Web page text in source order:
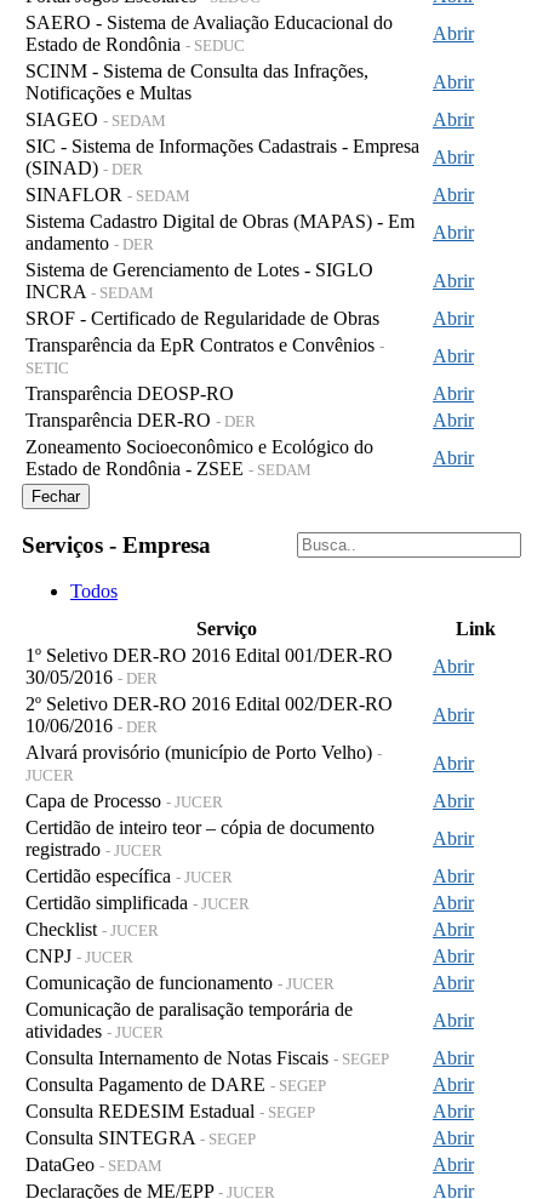
SAERO - Sistema de Avaliação Educacional do
Estado de Rondônia - SEDUC
Abrir
SCINM - Sistema de Consulta das Infrações,
Notificações e Multas
Abrir
SIAGEO - SEDAM
Abrir
SIC - Sistema de Informações Cadastrais - Empresa
(SINAD) - DER
Abrir
SINAFLOR - SEDAM
Abrir
Sistema Cadastro Digital de Obras (MAPAS) - Em
andamento - DER
Abrir
Sistema de Gerenciamento de Lotes - SIGLO
INCRA - SEDAM
Abrir
SROF - Certificado de Regularidade de Obras
Abrir
Transparência da EpR Contratos e Convênios -
SETIC
Abrir
Transparência DEOSP-RO
Abrir
Transparência DER-RO - DER
Abrir
Zoneamento Socioeconômico e Ecológico do
Estado de Rondônia - ZSEE - SEDAM
Abrir
Fechar
Serviços - Empresa
Todos
Serviço
Link
1º Seletivo DER-RO 2016 Edital 001/DER-RO
30/05/2016 - DER
Abrir
2º Seletivo DER-RO 2016 Edital 002/DER-RO
10/06/2016 - DER
Abrir
Alvará provisório (município de Porto Velho) -
JUCER
Abrir
Capa de Processo - JUCER
Abrir
Certidão de inteiro teor – cópia de documento
registrado - JUCER
Abrir
Certidão específica - JUCER
Abrir
Certidão simplificada - JUCER
Abrir
Checklist - JUCER
Abrir
CNPJ - JUCER
Abrir
Comunicação de funcionamento - JUCER
Abrir
Comunicação de paralisação temporária de
atividades - JUCER
Abrir
Consulta Internamento de Notas Fiscais - SEGEP
Abrir
Consulta Pagamento de DARE - SEGEP
Abrir
Consulta REDESIM Estadual - SEGEP
Abrir
Consulta SINTEGRA - SEGEP
Abrir
DataGeo - SEDAM
Abrir
Declarações de ME/EPP - JUCER Abrir